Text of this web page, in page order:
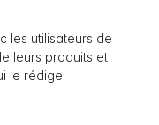
les utilisateurs de
leurs produits et
le rédige.